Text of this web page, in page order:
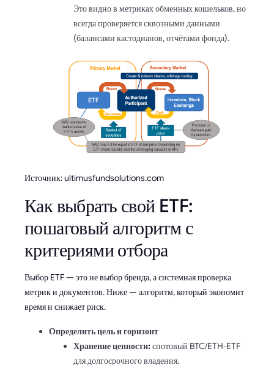
Это видно в метриках обменных кошельков, но
всегда проверяется сквозными данными
(балансами кастодианов, отчётами фонда).
Источник: ultimusfundsolutions.com
Как выбрать свой ETF:
пошаговый алгоритм с
критериями отбора
Выбор ETF — это не выбор бренда, а системная проверка
метрик и документов. Ниже — алгоритм, который экономит
время и снижает риск.
Определить цель и горизонт
Хранение ценности:спотовый BTC/ETH‑ETF
для долгосрочного владения.